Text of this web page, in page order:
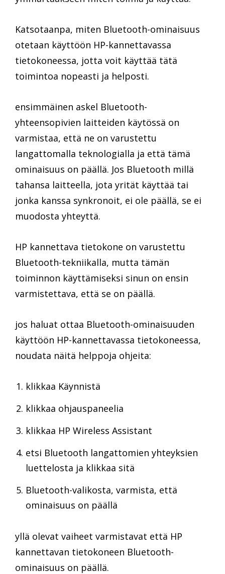
Katsotaanpa, miten Bluetooth-ominaisuus
otetaan käyttöön HP-kannettavassa
tietokoneessa, jotta voit käyttää tätä
toimintoa nopeasti ja helposti.
ensimmäinen askel Bluetooth-
yhteensopivien laitteiden käytössä on
varmistaa, että ne on varustettu
langattomalla teknologialla ja että tämä
ominaisuus on päällä. Jos Bluetooth millä
tahansa laitteella, jota yrität käyttää tai
jonka kanssa synkronoit, ei ole päällä, se ei
muodosta yhteyttä.
HP kannettava tietokone on varustettu
Bluetooth-tekniikalla, mutta tämän
toiminnon käyttämiseksi sinun on ensin
varmistettava, että se on päällä.
jos haluat ottaa Bluetooth-ominaisuuden
käyttöön HP-kannettavassa tietokoneessa,
noudata näitä helppoja ohjeita:
klikkaa Käynnistä
klikkaa ohjauspaneelia
klikkaa HP Wireless Assistant
etsi Bluetooth langattomien yhteyksien
luettelosta ja klikkaa sitä
Bluetooth-valikosta, varmista, että
ominaisuus on päällä
yllä olevat vaiheet varmistavat että HP
kannettavan tietokoneen Bluetooth-
ominaisuus on päällä.